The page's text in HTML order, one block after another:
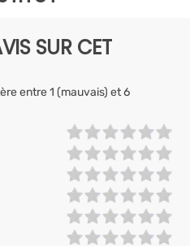
SUR CET
entre 1 (mauvais) et 6